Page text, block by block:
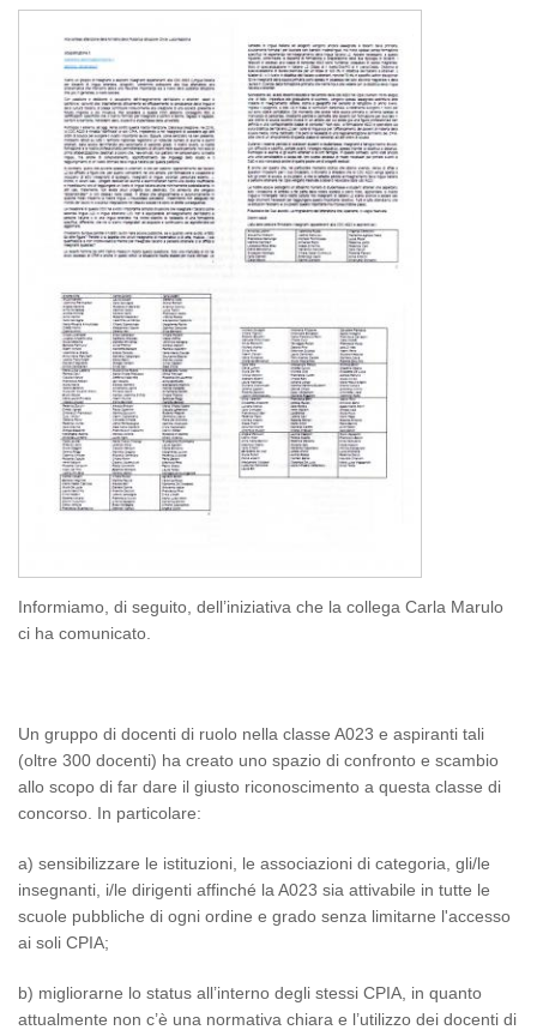
Informiamo, di seguito, dell’iniziativa che la collega Carla Marulo
ci ha comunicato.
Un gruppo di docenti di ruolo nella classe A023 e aspiranti tali
(oltre 300 docenti) ha creato uno spazio di confronto e scambio
allo scopo di far dare il giusto riconoscimento a questa classe di
concorso. In particolare:
a) sensibilizzare le istituzioni, le associazioni di categoria, gli/le
insegnanti, i/le dirigenti affinché la A023 sia attivabile in tutte le
scuole pubbliche di ogni ordine e grado senza limitarne l'accesso
ai soli CPIA;
b) migliorarne lo status all’interno degli stessi CPIA, in quanto
attualmente non c’è una normativa chiara e l’utilizzo dei docenti di